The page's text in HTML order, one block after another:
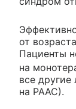
от
Пациенты
на
все
на РААС).